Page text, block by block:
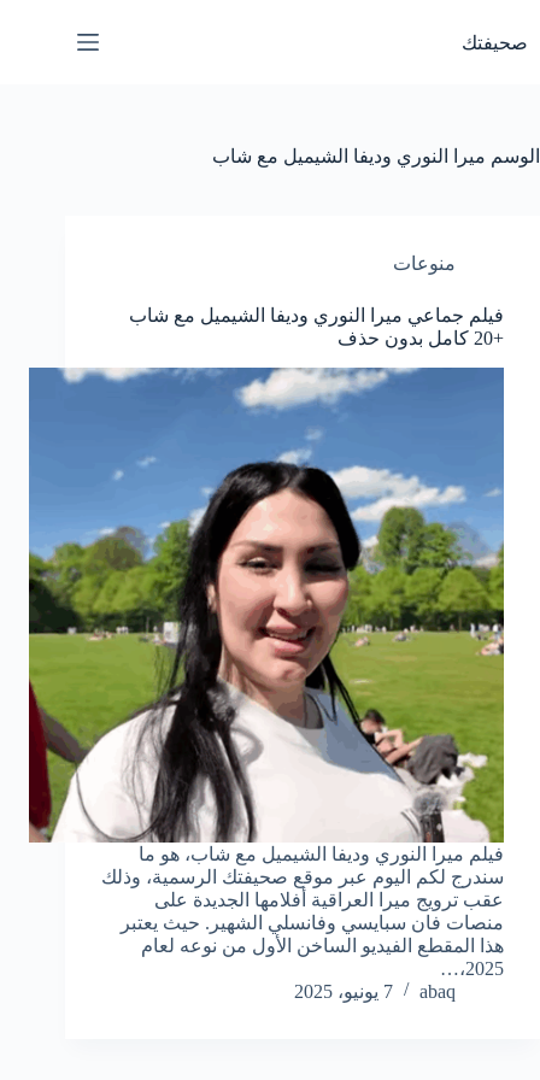
المحتوى
صحيفتك
الوسم ميرا النوري وديفا الشيميل مع شاب
منوعات
فيلم جماعي ميرا النوري وديفا الشيميل مع شاب
+20 كامل بدون حذف
فيلم ميرا النوري وديفا الشيميل مع شاب، هو ما
سندرج لكم اليوم عبر موقع صحيفتك الرسمية، وذلك
عقب ترويج ميرا العراقية أفلامها الجديدة على
منصات فان سبايسي وفانسلي الشهير. حيث يعتبر
هذا المقطع الفيديو الساخن الأول من نوعه لعام
2025،…
abaq
7 يونيو، 2025